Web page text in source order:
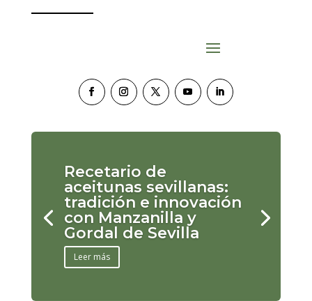
Recetario de
aceitunas sevillanas:
tradición e innovación
con Manzanilla y
Gordal de Sevilla
Leer más